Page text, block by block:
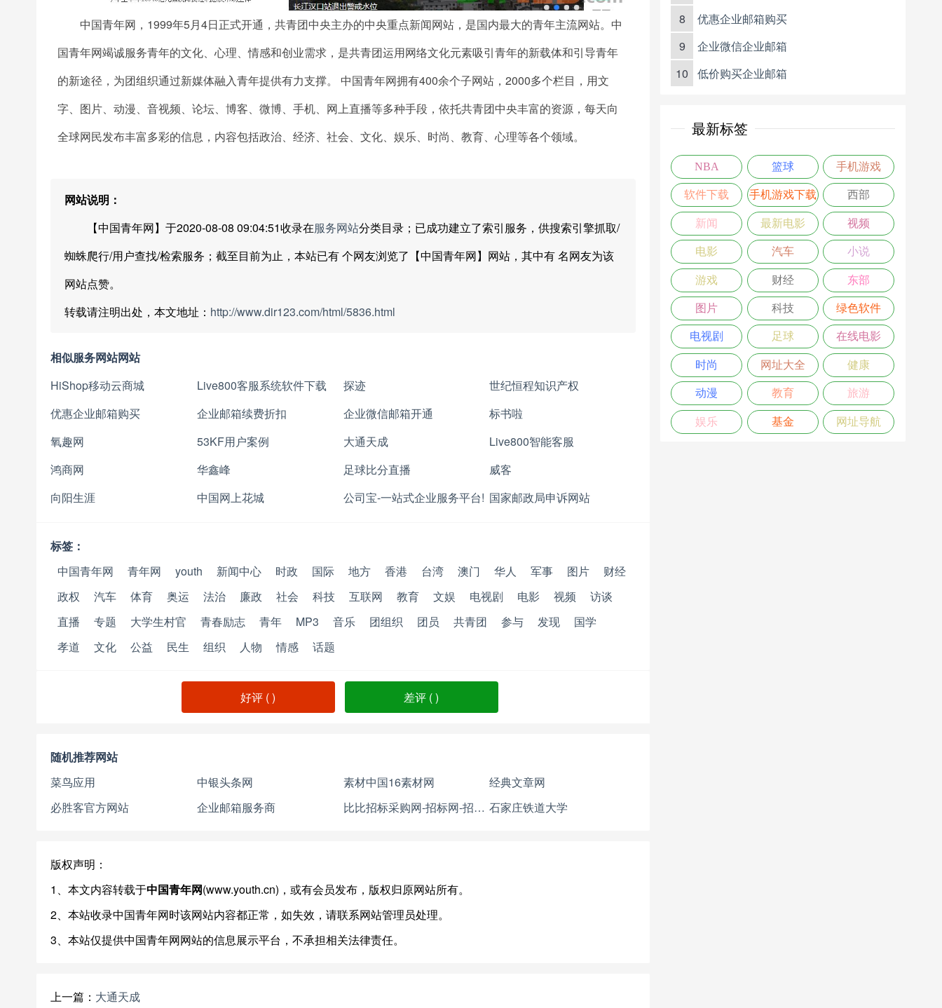
中国青年网，1999年5月4日正式开通，共青团中央主办的中央重点新闻网站，是国内最大的青年主流网站。中
国青年网竭诚服务青年的文化、心理、情感和创业需求，是共青团运用网络文化元素吸引青年的新载体和引导青年
的新途径，为团组织通过新媒体融入青年提供有力支撑。 中国青年网拥有400余个子网站，2000多个栏目，用文
字、图片、动漫、音视频、论坛、博客、微博、手机、网上直播等多种手段，依托共青团中央丰富的资源，每天向
全球网民发布丰富多彩的信息，内容包括政治、经济、社会、文化、娱乐、时尚、教育、心理等各个领域。
网站说明：
【中国青年网】于2020-08-08 09:04:51收录在服务网站分类目录；已成功建立了索引服务，供搜索引擎抓取/
蜘蛛爬行/用户查找/检索服务；截至目前为止，本站已有个网友浏览了【中国青年网】网站，其中有名网友为该
网站点赞。
转载请注明出处，本文地址： http://www.dir123.com/html/5836.html
相似服务网站网站
HiShop移动云商城
Live800客服系统软件下载 探迹
世纪恒程知识产权
优惠企业邮箱购买
企业邮箱续费折扣 企业微信邮箱开通
标书啦
氧趣网
53KF用户案例 大通天成
Live800智能客服
鸿商网
华鑫峰 足球比分直播
威客
向阳生涯
中国网上花城 公司宝-一站式企业服务平台! 国家邮政局申诉网站
标签：
中国青年网
青年网 youth 新闻中心 时政 国际 地方 香港 台湾 澳门 华人 军事 图片
财经
政权
汽车 体育 奥运 法治 廉政 社会 科技 互联网 教育 文娱 电视剧 电影 视频
访谈
直播
专题 大学生村官 青春励志 青年 MP3 音乐 团组织 团员 共青团 参与 发现
国学
孝道
文化 公益 民生 组织 人物 情感 话题
好评 () 差评 ()
随机推荐网站
菜鸟应用
中银头条网 素材中国16素材网
经典文章网
必胜客官方网站
企业邮箱服务商 比比招标采购网-招标网-招投标-招 石家庄铁道大学
版权声明：
1、本文内容转载于中国青年网(www.youth.cn)，或有会员发布，版权归原网站所有。
2、本站收录中国青年网时该网站内容都正常，如失效，请联系网站管理员处理。
3、本站仅提供中国青年网网站的信息展示平台，不承担相关法律责任。
上一篇： 大通天成
8
优惠企业邮箱购买
9
企业微信企业邮箱
10
低价购买企业邮箱
最新标签
NBA 篮球 手机游戏
软件下载 手机游戏下载 西部
新闻 最新电影 视频
电影 汽车 小说
游戏 财经 东部
图片 科技 绿色软件
电视剧 足球 在线电影
时尚 网址大全 健康
动漫 教育 旅游
娱乐 基金 网址导航